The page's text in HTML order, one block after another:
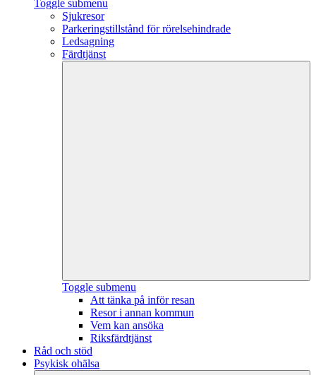
Toggle submenu
Sjukresor
Parkeringstillstånd för rörelsehindrade
Ledsagning
Färdtjänst
Toggle submenu
Att tänka på inför resan
Resor i annan kommun
Vem kan ansöka
Riksfärdtjänst
Råd och stöd
Psykisk ohälsa